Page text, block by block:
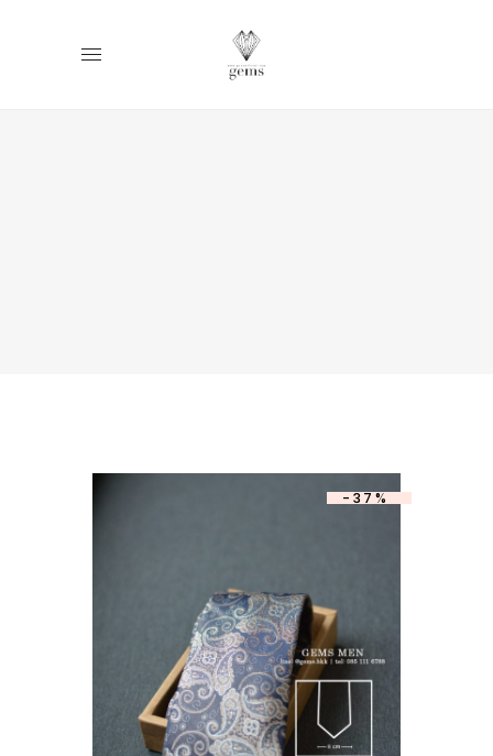
SOLD
-37%